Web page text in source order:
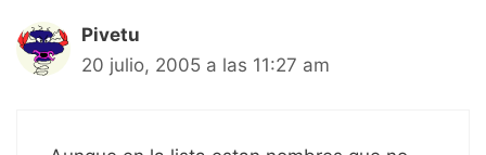
Pivetu
20 julio, 2005 a las 11:27 am